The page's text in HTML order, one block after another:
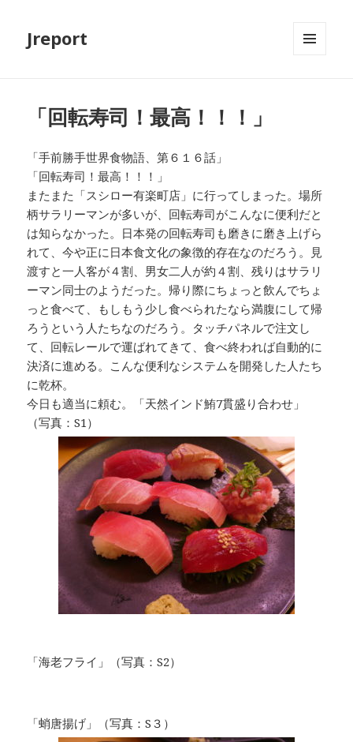
Jreport
「回転寿司！最高！！！」
「手前勝手世界食物語、第６１６話」
「回転寿司！最高！！！」
またまた「スシロー有楽町店」に行ってしまった。場所
柄サラリーマンが多いが、回転寿司がこんなに便利だと
は知らなかった。日本発の回転寿司も磨きに磨き上げら
れて、今や正に日本食文化の象徴的存在なのだろう。見
渡すと一人客が４割、男女二人が約４割、残りはサラリ
ーマン同士のようだった。帰り際にちょっと飲んでちょ
っと食べて、もしもう少し食べられたなら満腹にして帰
ろうという人たちなのだろう。タッチパネルで注文し
て、回転レールで運ばれてきて、食べ終われば自動的に
決済に進める。こんな便利なシステムを開発した人たち
に乾杯。
今日も適当に頼む。「天然インド鮪7貫盛り合わせ」
（写真：S1）
「海老フライ」（写真：S2）
「蛸唐揚げ」（写真：S３）